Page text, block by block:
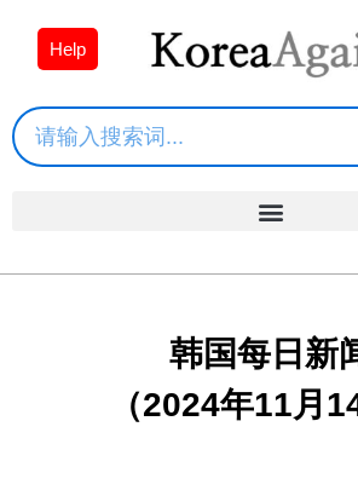
Help
韩国每日新
（2024年11月